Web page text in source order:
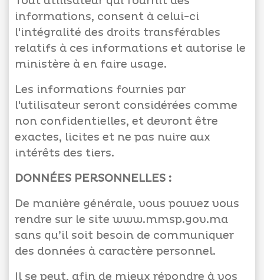
informations, consent à celui-ci
l'intégralité des droits transférables
relatifs à ces informations et autorise le
ministère à en faire usage.
Les informations fournies par
l'utilisateur seront considérées comme
non confidentielles, et devront être
exactes, licites et ne pas nuire aux
intérêts des tiers.
DONNÉES PERSONNELLES :
De manière générale, vous pouvez vous
rendre sur le site www.mmsp.gov.ma
sans qu’il soit besoin de communiquer
des données à caractère personnel.
Il se peut, afin de mieux répondre à vos